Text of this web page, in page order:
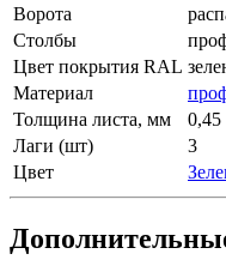
Ворота
Столбы
Цвет покрытия RAL
Материал
Толщина листа, мм
0,45
Лаги (шт)
3
Цвет